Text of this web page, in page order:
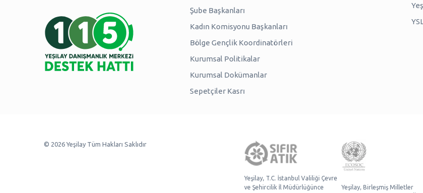
Şube Başkanları
Kadın Komisyonu Başkanları
Bölge Gençlik Koordinatörleri
Kurumsal Politikalar
Kurumsal Dokümanlar
Sepetçiler Kasrı
© 2026 Yeşilay Tüm Hakları Saklıdır
Yeşilay, T.C. İstanbul Valiliği Çevre
ve Şehircilik İl Müdürlüğünce
Yeşilay, Birleşmiş Milletler